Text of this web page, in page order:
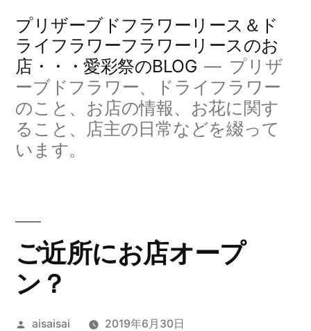
プリザーブドフラワーリース＆ド
ライフラワーフラワーリースのお
店・・・愛彩祭のBLOG
プリザ
ーブドフラワー、ドライフラワー
のこと、お店の情報、お花に関す
ること、店主の日常などを綴って
います。
ご近所にお店オープ
ン？
投
aisaisai 2019年6月30日